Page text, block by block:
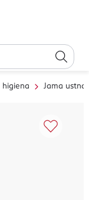
higiena Jama ustna